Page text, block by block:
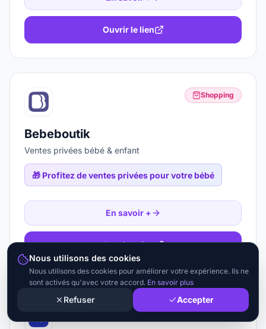
Ouvrir le lien
Shopping
Bebeboutik
Ventes privées bébé & enfant
🎁 Profitez de ventes privées pour votre bébé
En savoir +
Ouvrir le lien
Shopping
Nous utilisons des cookies
Nous utilisons des cookies pour améliorer votre expérience. Ils ne
sont activés qu'avec votre accord. En savoir plus
Refuser Accepter